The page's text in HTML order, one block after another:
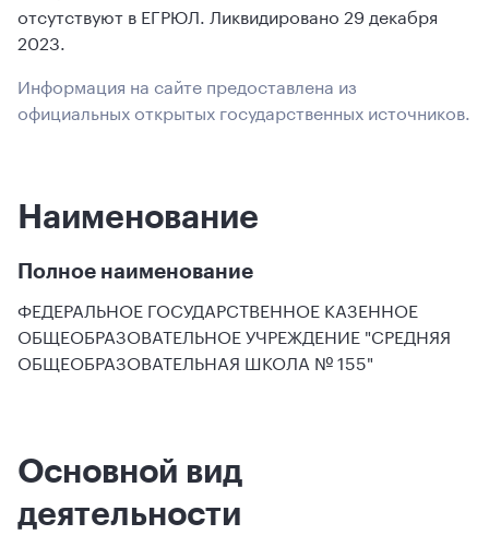
отсутствуют в ЕГРЮЛ. Ликвидировано 29 декабря
2023.
Информация на сайте предоставлена из
официальных открытых государственных источников.
Наименование
Полное наименование
ФЕДЕРАЛЬНОЕ ГОСУДАРСТВЕННОЕ КАЗЕННОЕ
ОБЩЕОБРАЗОВАТЕЛЬНОЕ УЧРЕЖДЕНИЕ "СРЕДНЯЯ
ОБЩЕОБРАЗОВАТЕЛЬНАЯ ШКОЛА № 155"
Основной вид
деятельности